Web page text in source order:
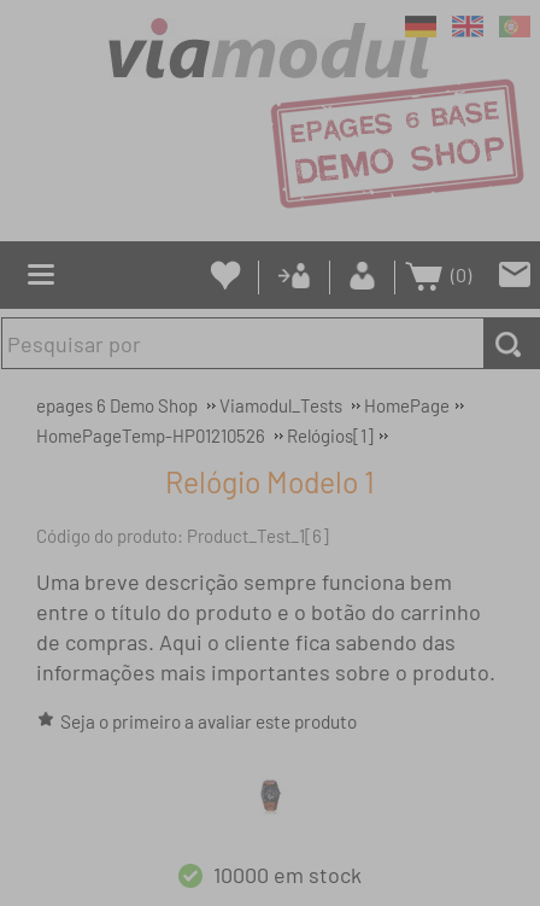
(0)
epages 6 Demo Shop Viamodul_Tests
HomePage
HomePageTemp-HP01210526
Relógios[1]
Relógio Modelo 1
Código do produto: Product_Test_1[6]
Uma breve descrição sempre funciona bem
entre o título do produto e o botão do carrinho
de compras. Aqui o cliente fica sabendo das
informações mais importantes sobre o produto.
Seja o primeiro a avaliar este produto
10000 em stock